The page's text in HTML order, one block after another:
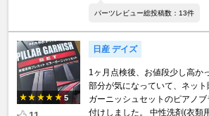
パーツレビュー総投稿数：13件
5
日産 デイズ
1ヶ月点検後、お値段少し高か
部分が気になっていて、ネッ
ガーニッシュセットのピアノ
付けしました。 中性洗剤(衣類